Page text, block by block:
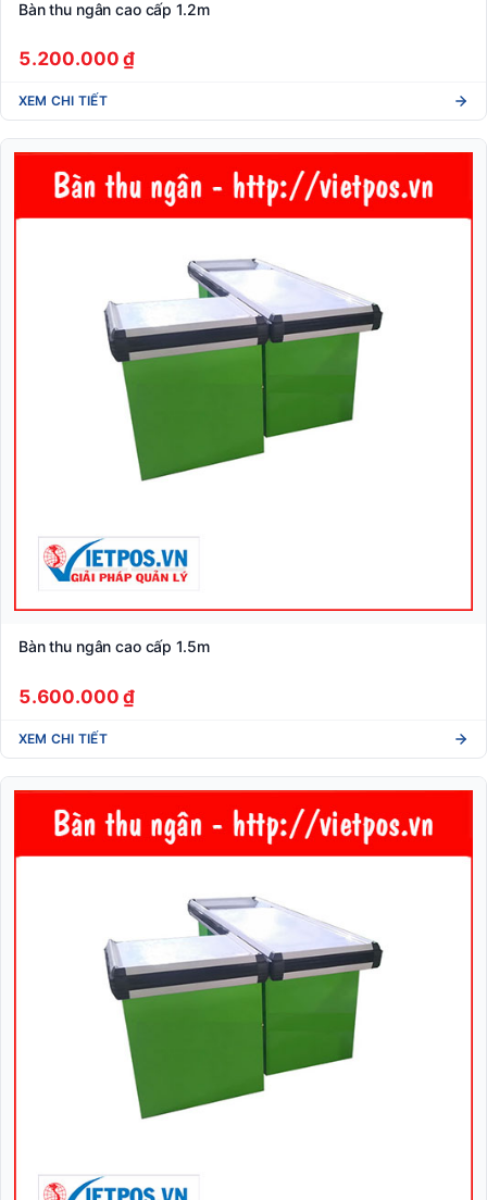
Bàn thu ngân cao cấp 1.2m
5.200.000 ₫
XEM CHI TIẾT
Bàn thu ngân cao cấp 1.5m
5.600.000 ₫
XEM CHI TIẾT